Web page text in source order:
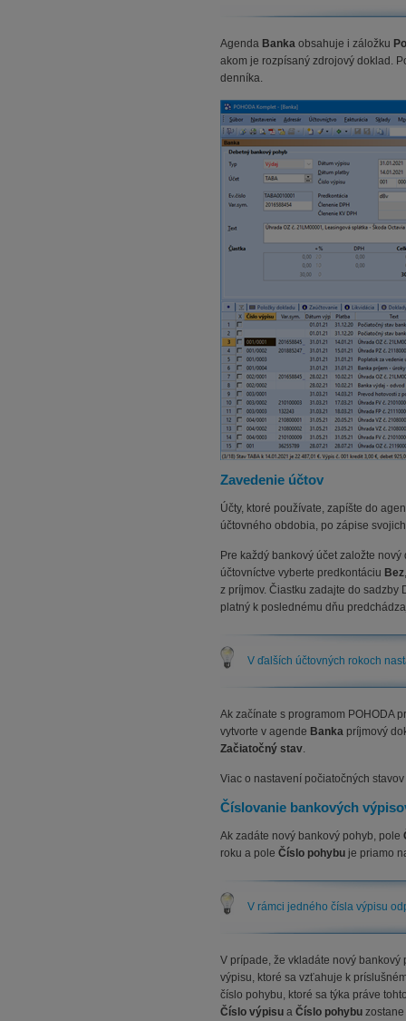
Agenda Banka obsahuje i záložku
akom je rozpísaný zdrojový doklad.
denníka.
Zavedenie účtov
Účty, ktoré používate, zapíšte do
účtovného obdobia, po zápise
Pre každý bankový účet založte
účtovníctve vyberte predkontáciu Bez
z príjmov. Čiastku zadajte do sadzby
platný k poslednému dňu
V ďalších účtovných rokoch
Ak začínate s programom POHODA
vytvorte v agende Banka príjmový
Začiatočný stav.
Viac o nastavení počiatočných
Číslovanie bankových
Ak zadáte nový bankový pohyb, pole
roku a pole Číslo pohybu je priamo
V rámci jedného čísla výpisu
V prípade, že vkladáte nový
výpisu, ktoré sa vzťahuje k
číslo pohybu, ktoré sa týka práve
Číslo výpisu a Číslo pohybu zostane